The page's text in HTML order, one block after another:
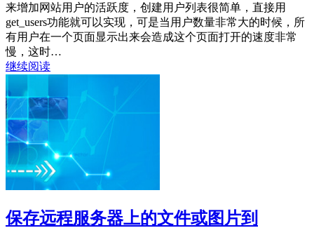
来增加网站用户的活跃度，创建用户列表很简单，直接用
get_users功能就可以实现，可是当用户数量非常大的时候，所
有用户在一个页面显示出来会造成这个页面打开的速度非常
慢，这时…
继续阅读
保存远程服务器上的文件或图片到